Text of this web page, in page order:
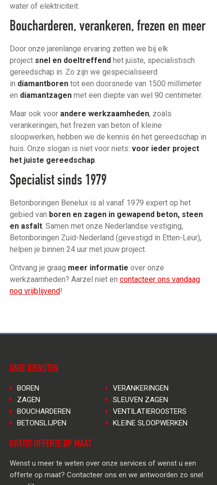
water of elektriciteit.
Boucharderen, verankeren, frezen en meer
Door onze jarenlange ervaring zetten we bij elk
project snel en doeltreffend het juiste, specialistisch
gereedschap in. Zo zijn we gespecialiseerd
in diamantboren tot een doorsnede van 1500 millimeter
en diamantzagen met een diepte van wel 90 centimeter.
Maar ook voor andere werkzaamheden, zoals
verankeringen, het frezen van beton of kleine
sloopwerken, hebben we de kennis én het gereedschap in
huis. Onze slogan is niet voor niets: voor ieder project
het juiste gereedschap.
Specialist sinds 1979
Betonboringen Benelux is al vanaf 1979 expert op het
gebied van boren en zagen in gewapend beton, steen
en asfalt. Samen met onze Nederlandse vestiging,
Betonboringen Zuid-Nederland (gevestigd in Etten-Leur),
helpen je binnen 24 uur met jouw project.
Ontvang je graag meer informatie over onze
werkzaamheden? Aarzel niet en contacteer ons vandaag
nog vrijblijvend!
ONZE DIENSTEN
BOREN
ZAGEN
BOUCHARDEREN
BETONSLIJPEN
VERANKERINGEN
SLEUVEN ZAGEN
VENTILATIEROOSTERS
KLEINE SLOOPWERKEN
GRATIS OFFERTE OP MAAT
Wenst u meer te weten over onze services of wenst u een
offerte op maat? Contacteer ons en we antwoorden zo snel